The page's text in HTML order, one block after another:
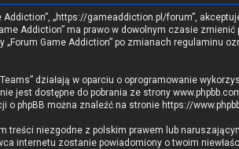
Addiction”, „https://gameaddiction.pl/forum”,
Addiction” ma prawo w dowolnym czasie
Game Addiction” po zmianach regulaminu
Teams” działają w oparciu o oprogramowanie
jest dostępne do pobrania ze strony
o phpBB można znaleźć na stronie https://
niezgodne z polskim prawem lub
internetu zostanie powiadomiony o twoim